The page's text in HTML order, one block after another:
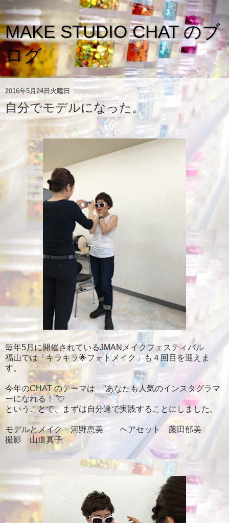
MAKE STUDIO CHAT のブ
ログ
2016年5月24日火曜日
自分でモデルになった。
毎年5月に開催されているJMANメイクフェスティバル
福山では「キラキラ🌟フォトメイク」も４回目を迎えま
す。
今年のCHAT のテーマは ”あなたも人気のインスタグラマ
ーになれる！”💘
ということで、まずは自分達で実践することにしました。
モデルとメイク 河野恵美 ヘアセット 藤田郁美
撮影 山道真子